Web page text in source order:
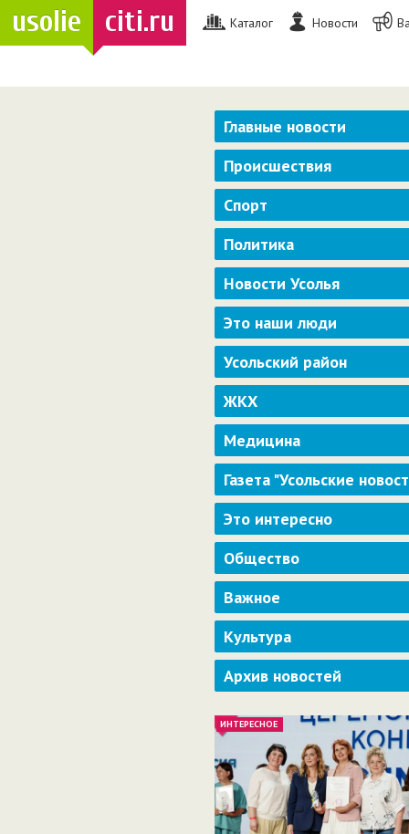
usolie citi.ru Каталог Новости
Главные новости
Происшествия
Спорт
Политика
Новости Усолья
Это наши люди
Усольский район
ЖКХ
Медицина
Газета "Усольские
Это интересно
Общество
Важное
Культура
Архив новостей
ИНТЕРЕСНОЕ